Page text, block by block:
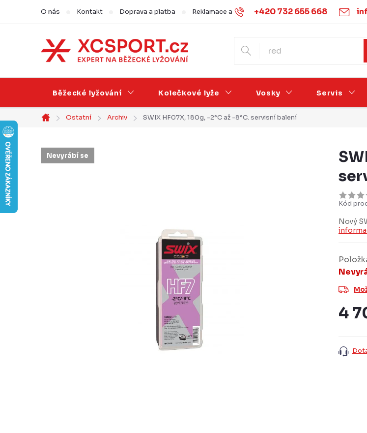
obsah
+420 732 655 668
O nás Kontakt Doprava a platba Reklamace a vrácení Obchodní podmínky
Běžecké lyžování Kolečkové lyže Vosky Servis
Domů
Ostatní Archiv SWIX HF07X, 180g, -2°C až -8°C. servisní balení
Nevyrábí se
Kód
Nový
4